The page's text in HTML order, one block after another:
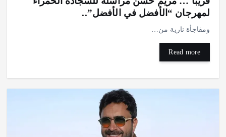
لمهرجان “الأفضل في الأفضل”..
ومفاجأة نارية من…
Read more